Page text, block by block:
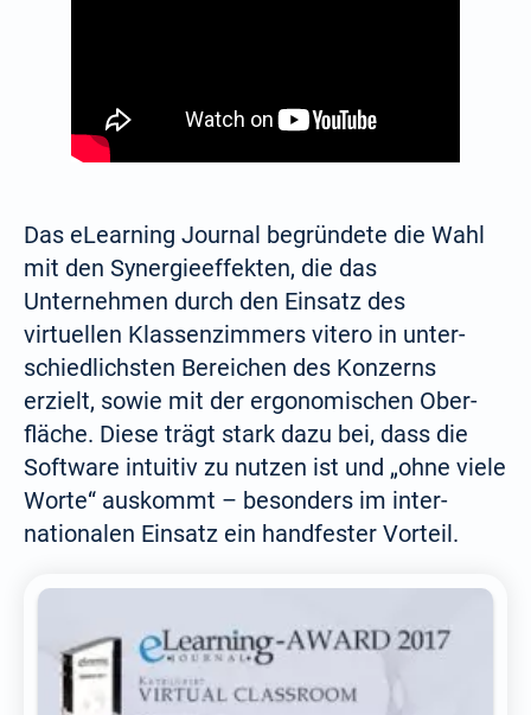
Das eLearning Journal begründete die Wahl
mit den Synergie­effekten, die das
Unternehmen durch den Ein­satz des
virtuellen Klassen­zimmers vitero in unter­
schiedlichsten Bereichen des Konzerns
erzielt, sowie mit der ergonomischen Ober­
fläche. Diese trägt stark dazu bei, dass die
Software intuitiv zu nutzen ist und „ohne viele
Worte“ auskommt – beson­ders im inter­
nationalen Ein­satz ein handfester Vorteil.
Wählen Sie Ihre Sprache: